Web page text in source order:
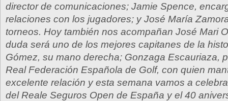
director de comunicaciones; Jamie Spence,
relaciones con los jugadores; y José María
torneos. Hoy también nos acompañan José Mari
duda será uno de los mejores capitanes de la
Gómez, su mano derecha; Gonzaga Escauriaza,
Real Federación Española de Golf, con quien
excelente relación y esta semana vamos a
del Reale Seguros Open de España y el 40